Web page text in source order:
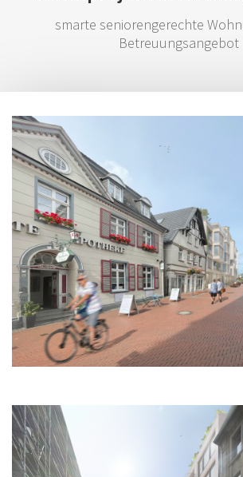
smarte seniorengerechte
Betreuungsangebot